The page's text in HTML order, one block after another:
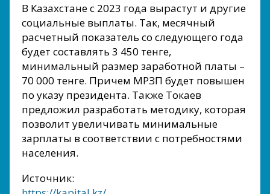
В Казахстане с 2023 года вырастут и другие
социальные выплаты. Так, месячный
расчетный показатель со следующего года
будет составлять 3 450 тенге,
минимальный размер заработной платы –
70 000 тенге. Причем МРЗП будет повышен
по указу президента. Также Токаев
предложил разработать методику, которая
позволит увеличивать минимальные
зарплаты в соответствии с потребностями
населения.
Источник: